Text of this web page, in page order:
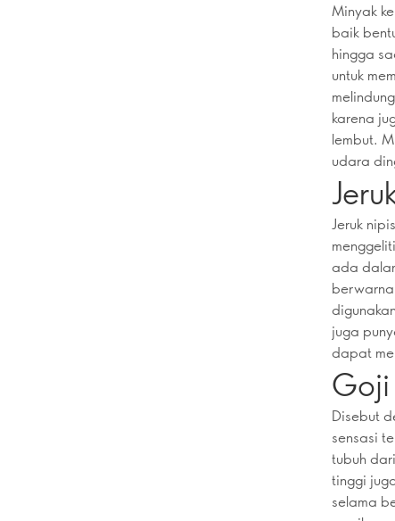
Minyak
baik
hingga
untuk
karena
lembut.
udara
Jeruk
ada
juga
dapat
Goji
Disebut
sensasi
tubuh
tinggi
selama